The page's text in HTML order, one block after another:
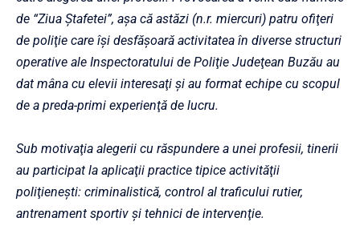
de “Ziua Ştafetei”, aşa că astăzi (n.r. miercuri) patru ofiţeri
de poliţie care îşi desfăşoară activitatea în diverse structuri
operative ale Inspectoratului de Poliţie Judeţean Buzău au
dat mâna cu elevii interesaţi şi au format echipe cu scopul
de a preda-primi experienţă de lucru.
Sub motivaţia alegerii cu răspundere a unei profesii, tinerii
au participat la aplicaţii practice tipice activităţii
poliţieneşti: criminalistică, control al traficului rutier,
antrenament sportiv şi tehnici de intervenţie.